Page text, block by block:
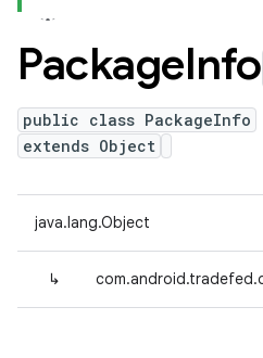
PackageInfo
public class PackageInfo
extends Object
java.lang.Object
↳